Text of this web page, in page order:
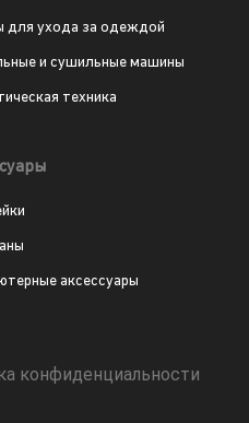
для ухода за одеждой
и сушильные машины
техника
аксессуары
конфиденциальности